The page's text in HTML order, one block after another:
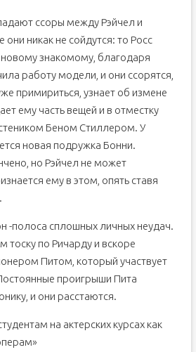
ссоры между Рэйчел и
они никак не сойдутся: то Росс
новому знакомому, благодаря
работу модели, и они ссорятся,
примириться, узнает об измене
ему часть вещей и в отместку
Беном Стиллером. У
новая подружка Бонни.
но Рэйчел не может
ему в этом, опять ставя
-полоса сплошных личных неудач.
по Ричарду и вскоре
Питом, который участвует
проигрыши Пита
и они расстаются.
на актерских курсах как